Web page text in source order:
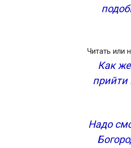
Читать или
Как
прийти
Надо